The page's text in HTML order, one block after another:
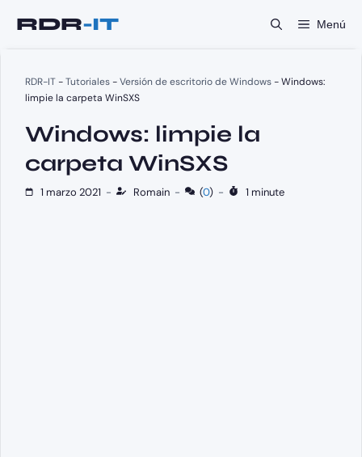
Menú
RDR-IT-Tutoriales-Versión de escritorio de Windows-Windows:
limpie la carpeta WinSXS
Windows: limpie la
carpeta WinSXS
1 marzo 2021 - Romain - (0) - 1 minute